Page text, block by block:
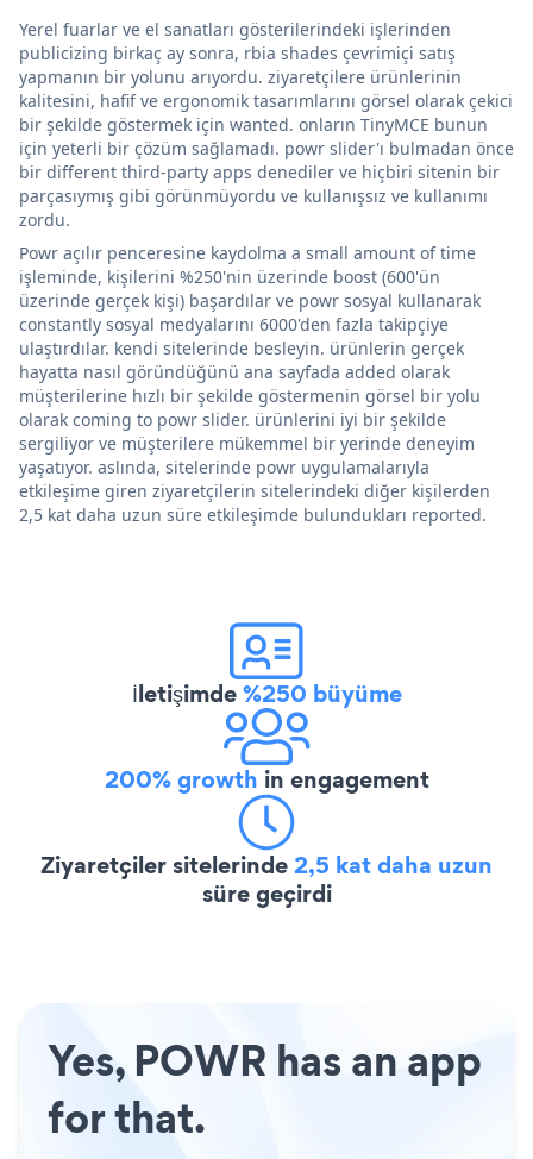
Yerel fuarlar ve el sanatları gösterilerindeki işlerinden
publicizing birkaç ay sonra, rbia shades çevrimiçi satış
yapmanın bir yolunu arıyordu. ziyaretçilere ürünlerinin
kalitesini, hafif ve ergonomik tasarımlarını görsel olarak çekici
bir şekilde göstermek için wanted. onların TinyMCE bunun
için yeterli bir çözüm sağlamadı. powr slider'ı bulmadan önce
bir different third-party apps denediler ve hiçbiri sitenin bir
parçasıymış gibi görünmüyordu ve kullanışsız ve kullanımı
zordu.
Powr açılır penceresine kaydolma a small amount of time
işleminde, kişilerini %250'nin üzerinde boost (600'ün
üzerinde gerçek kişi) başardılar ve powr sosyal kullanarak
constantly sosyal medyalarını 6000'den fazla takipçiye
ulaştırdılar. kendi sitelerinde besleyin. ürünlerin gerçek
hayatta nasıl göründüğünü ana sayfada added olarak
müşterilerine hızlı bir şekilde göstermenin görsel bir yolu
olarak coming to powr slider. ürünlerini iyi bir şekilde
sergiliyor ve müşterilere mükemmel bir yerinde deneyim
yaşatıyor. aslında, sitelerinde powr uygulamalarıyla
etkileşime giren ziyaretçilerin sitelerindeki diğer kişilerden
2,5 kat daha uzun süre etkileşimde bulundukları reported.
İletişimde%250 büyüme
200% growth in engagement
Ziyaretçiler sitelerinde2,5 kat daha uzun
süre geçirdi
Yes, POWR has an app
for that.